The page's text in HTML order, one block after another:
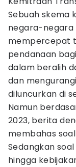
Sebuah skema
negara-negara
mempercepat
pendanaan
dalam beralih
dan
diluncurkan di
Namun
2023, berita
membahas
Sedangkan
hingga